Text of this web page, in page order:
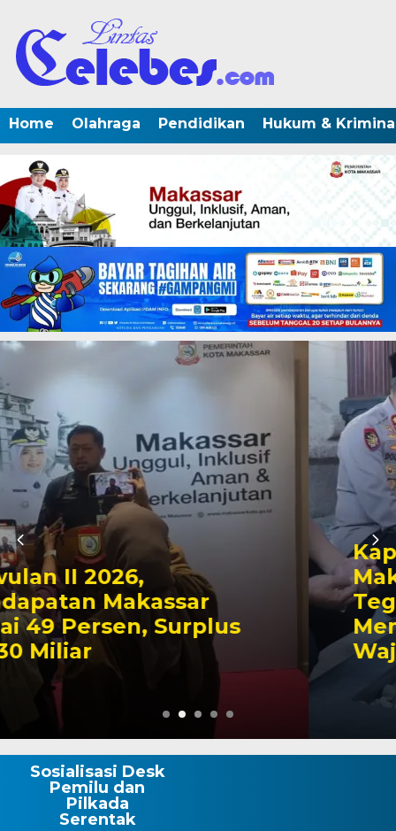
Home Olahraga Pendidikan Hukum &
Kapolres Wajo Ziarah ke
Makam La Maddukkelleng,
Tegaskan Komitmen
Mengabdi untuk Tanah
Wajo
Sosialisasi Desk
Pemilu dan
Pilkada
Serentak